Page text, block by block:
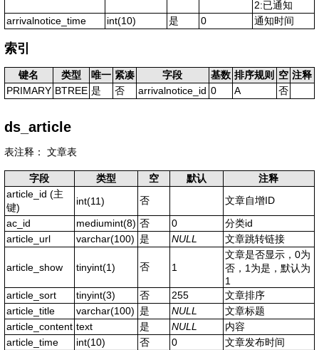
2:已通知
arrivalnotice_time
int(10) 是 0 通知时间
索引
键名 类型 唯一 紧凑 字段 基数 排序规则 空 注释
PRIMARY BTREE 是 否 arrivalnotice_id 0 A 否
ds_article
表注释： 文章表
字段 类型 空 默认
注释
article_id (主
键)
int(11) 否
文章自增ID
ac_id
mediumint(8) 否 0
分类id
article_url
varchar(100) 是 NULL 文章跳转链接
article_show tinyint(1) 否 1
文章是否显示，0为
否，1为是，默认为
1
article_sort
tinyint(3) 否 255
文章排序
article_title
varchar(100) 是 NULL
文章标题
article_content text 是 NULL
内容
article_time
int(10) 否 0
文章发布时间